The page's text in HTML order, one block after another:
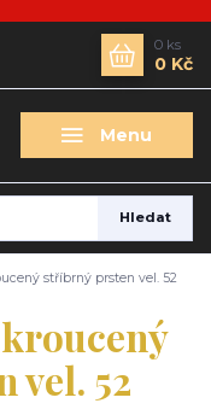
Menu
Hledat
0 ks
0 Kč
stříbrný prsten vel. 52
vel. 52